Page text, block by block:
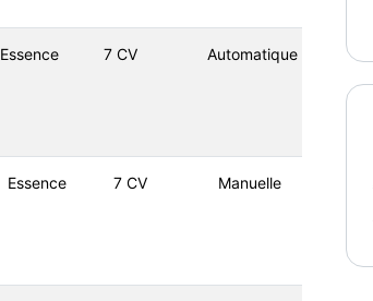
Essence 7 CV Automatique
Essence 7 CV Manuelle